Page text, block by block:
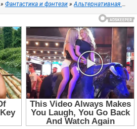
» Фантастика и фэнтези »Альтернативная история